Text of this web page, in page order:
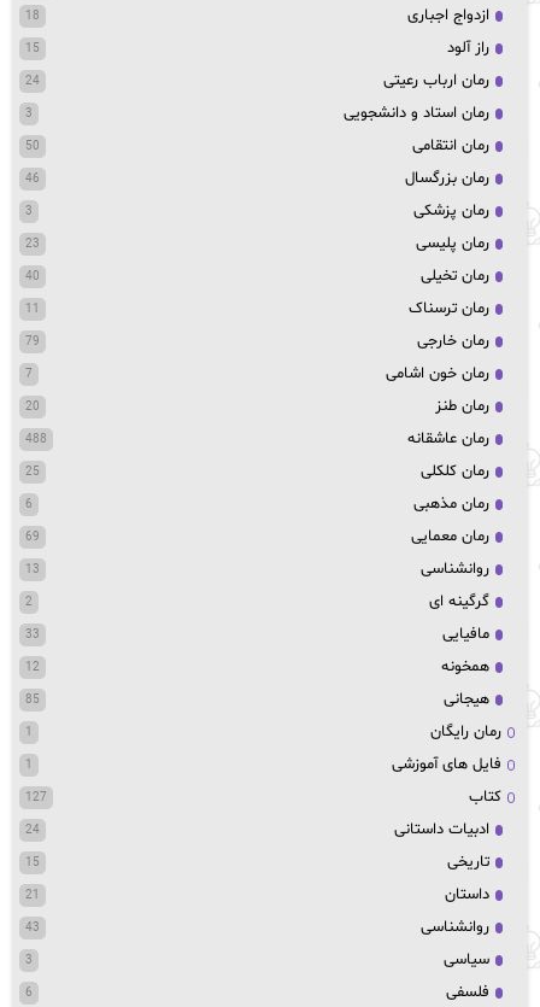
ازدواج اجباری 18
راز آلود 15
رمان ارباب رعیتی 24
رمان استاد و دانشجویی 3
رمان انتقامی 50
رمان بزرگسال 46
رمان پزشکی 3
رمان پلیسی 23
رمان تخیلی 40
رمان ترسناک 11
رمان خارجی 79
رمان خون اشامی 7
رمان طنز 20
رمان عاشقانه 488
رمان کلکلی 25
رمان مذهبی 6
رمان معمایی 69
روانشناسی 13
گرگینه ای 2
مافیایی 33
همخونه 12
هیجانی 85
رمان رایگان 1
فایل های آموزشی 1
کتاب 127
ادبیات داستانی 24
تاریخی 15
داستان 21
روانشناسی 43
سیاسی 3
فلسفی 6